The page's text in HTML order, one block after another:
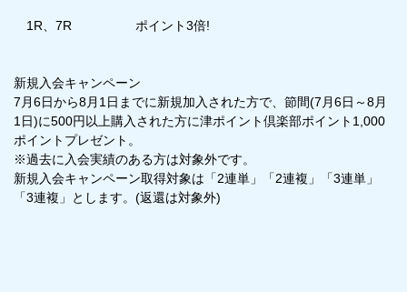
1R、7R ポイント3倍!
新規入会キャンペーン
7月6日から8月1日までに新規加入された方で、節間(7月6日～8月
1日)に500円以上購入された方に津ポイント倶楽部ポイント1,000
ポイントプレゼント。
※過去に入会実績のある方は対象外です。
新規入会キャンペーン取得対象は「2連単」「2連複」「3連単」
「3連複」とします。(返還は対象外)